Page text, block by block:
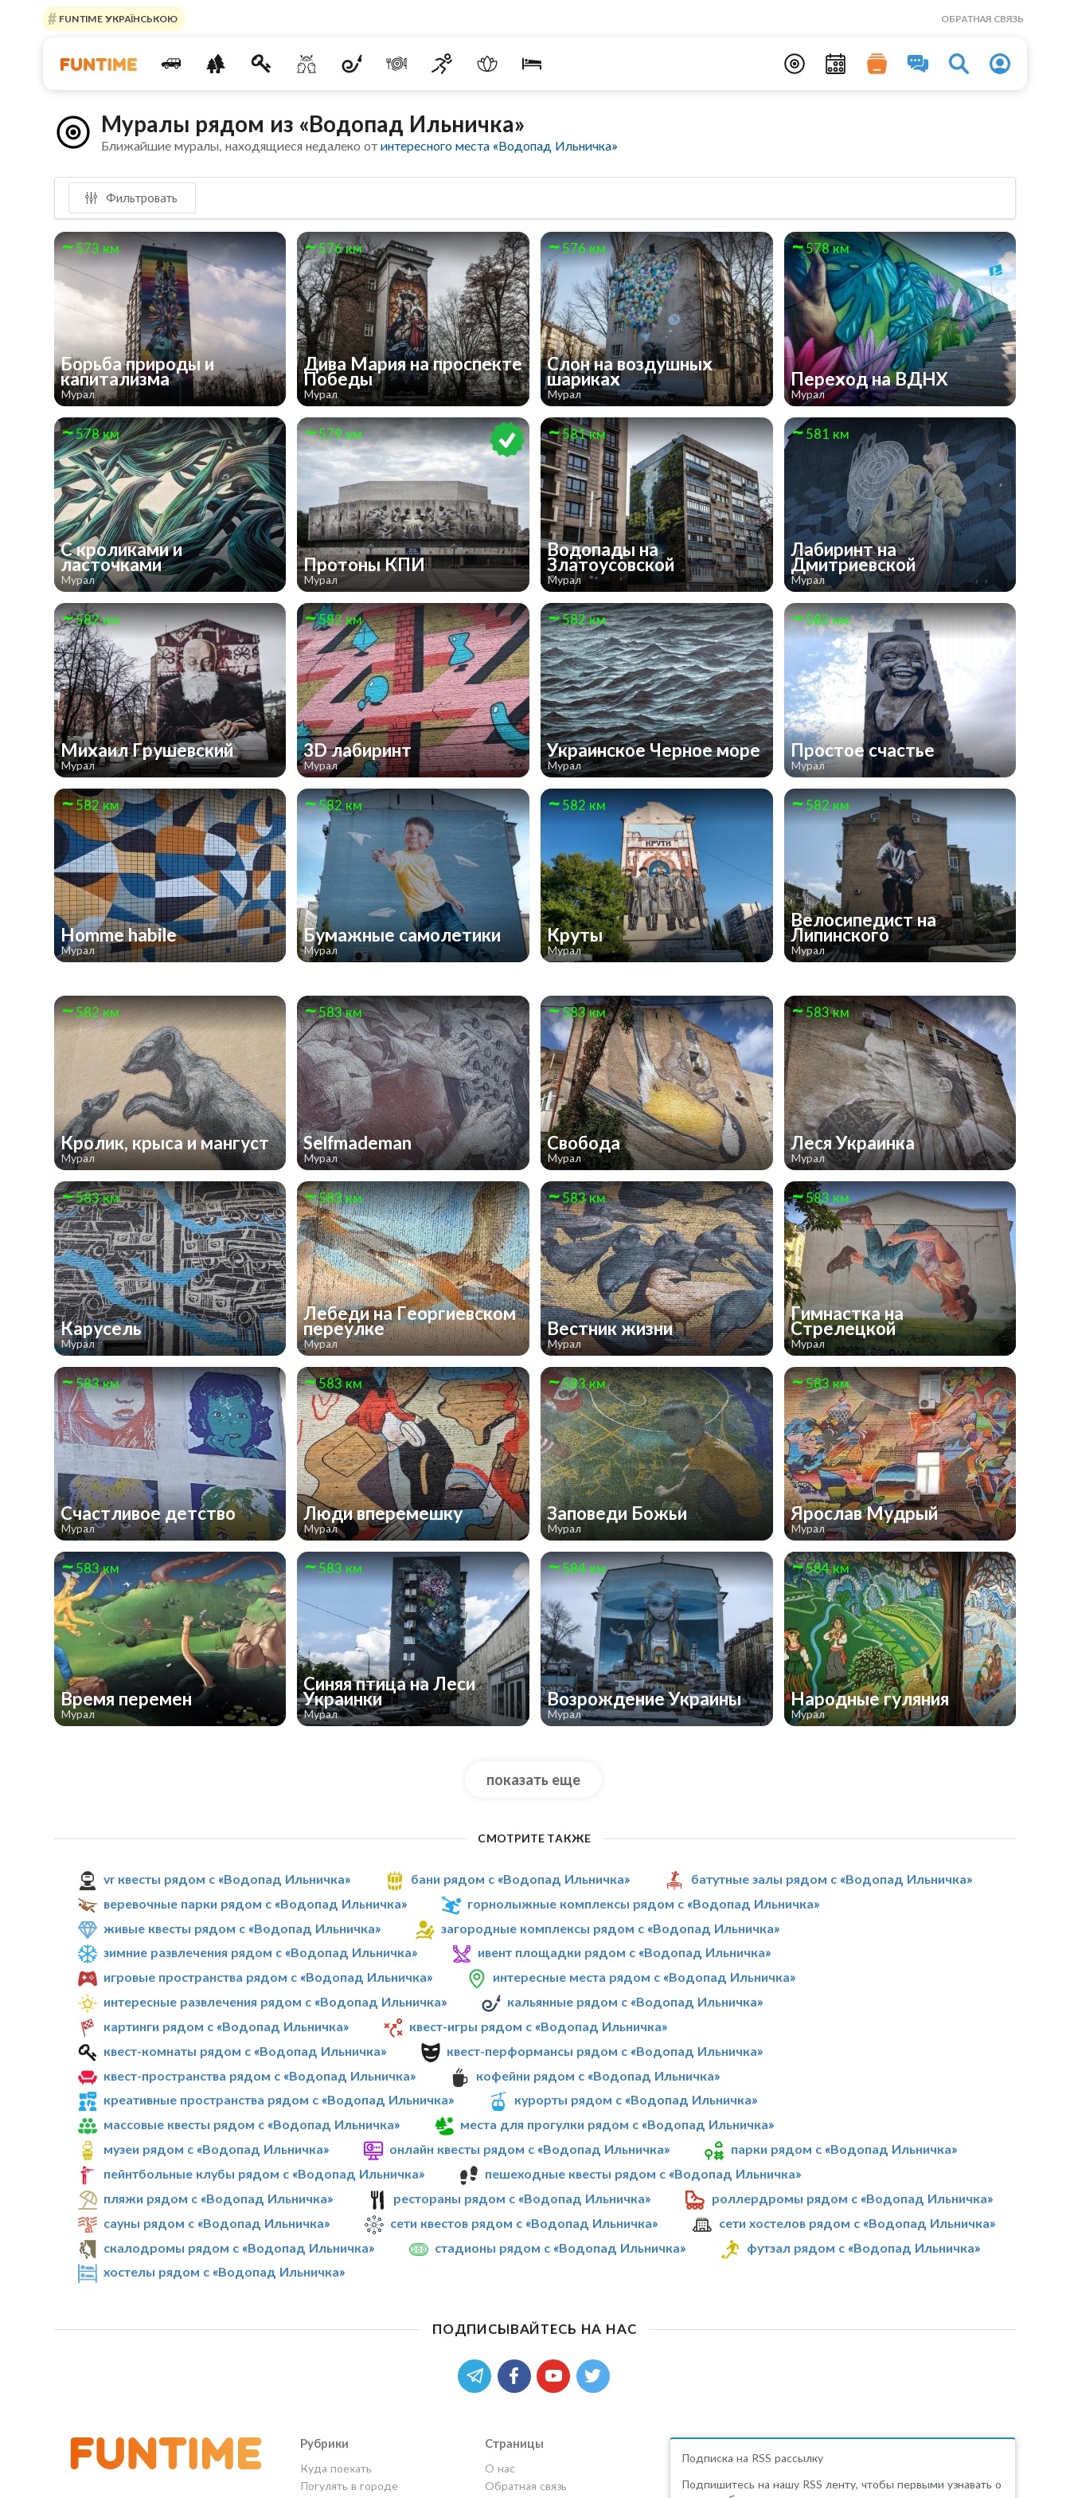
FUNTIME УКРАЇНСЬКОЮ ОБРАТНАЯ СВЯЗЬ
Муралы рядом из «Водопад Ильничка»
Ближайшие муралы, находящиеся недалеко отинтересного места «Водопад Ильничка»
Фильтровать
573 км
Борьба природы и
капитализма
Мурал
576 км
Дива Мария на проспекте
Победы
Мурал
576 км
Слон на воздушных
шариках
Мурал
578 км
Переход на ВДНХ
Мурал
578 км
С кроликами и
ласточками
Мурал
579 км
Протоны КПИ
Мурал
581 км
Водопады на
Златоусовской
Мурал
581 км
Лабиринт на
Дмитриевской
Мурал
582 км
Михаил Грушевский
Мурал
582 км
3D лабиринт
Мурал
582 км
Украинское Черное море
Мурал
582 км
Простое счастье
Мурал
582 км
Homme habile
Мурал
582 км
Бумажные самолетики
Мурал
582 км
Круты
Мурал
582 км
Велосипедист на
Липинского
Мурал
582 км
Кролик, крыса и мангуст
Мурал
583 км
Selfmademan
Мурал
583 км
Свобода
Мурал
583 км
Леся Украинка
Мурал
583 км
Карусель
Мурал
583 км
Лебеди на Георгиевском
переулке
Мурал
583 км
Вестник жизни
Мурал
583 км
Гимнастка на
Стрелецкой
Мурал
583 км
Счастливое детство
Мурал
583 км
Люди вперемешку
Мурал
583 км
Заповеди Божьи
Мурал
583 км
Ярослав Мудрый
Мурал
583 км
Время перемен
Мурал
583 км
Синяя птица на Леси
Украинки
Мурал
584 км
Возрождение Украины
Мурал
584 км
Народные гуляния
Мурал
показать еще
СМОТРИТЕ ТАКЖЕ
vr квесты рядом с «Водопад Ильничка» бани рядом с «Водопад Ильничка»
батутные залы рядом с «Водопад Ильничка»
веревочные парки рядом с «Водопад Ильничка»
горнолыжные комплексы рядом с «Водопад Ильничка»
живые квесты рядом с «Водопад Ильничка»
загородные комплексы рядом с «Водопад Ильничка»
зимние развлечения рядом с «Водопад Ильничка»
ивент площадки рядом с «Водопад Ильничка»
игровые пространства рядом с «Водопад Ильничка»
интересные места рядом с «Водопад Ильничка»
интересные развлечения рядом с «Водопад Ильничка»
кальянные рядом с «Водопад Ильничка»
картинги рядом с «Водопад Ильничка»
квест-игры рядом с «Водопад Ильничка»
квест-комнаты рядом с «Водопад Ильничка»
квест-перформансы рядом с «Водопад Ильничка»
квест-пространства рядом с «Водопад Ильничка»
кофейни рядом с «Водопад Ильничка»
креативные пространства рядом с «Водопад Ильничка»
курорты рядом с «Водопад Ильничка»
массовые квесты рядом с «Водопад Ильничка»
места для прогулки рядом с «Водопад Ильничка»
музеи рядом с «Водопад Ильничка»
онлайн квесты рядом с «Водопад Ильничка»
парки рядом с «Водопад Ильничка»
пейнтбольные клубы рядом с «Водопад Ильничка»
пешеходные квесты рядом с «Водопад Ильничка»
пляжи рядом с «Водопад Ильничка»
рестораны рядом с «Водопад Ильничка»
роллердромы рядом с «Водопад Ильничка»
сауны рядом с «Водопад Ильничка»
сети квестов рядом с «Водопад Ильничка»
сети хостелов рядом с «Водопад Ильничка»
скалодромы рядом с «Водопад Ильничка»
стадионы рядом с «Водопад Ильничка»
футзал рядом с «Водопад Ильничка»
хостелы рядом с «Водопад Ильничка»
ПОДПИСЫВАЙТЕСЬ НА НАС
Рубрики
Куда поехать
Погулять в городе
Страницы
О нас
Обратная связь
Подписка на RSS рассылку
Подпишитесь на нашу RSS ленту, чтобы первыми узнавать о